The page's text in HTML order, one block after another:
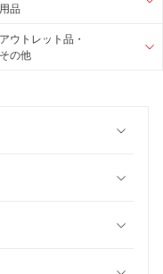
用品
アウトレット品・
その他